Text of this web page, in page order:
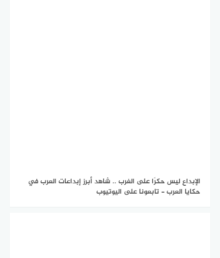
الإبداع ليس حكرًا على الغرب .. شاهد أبرز إبداعات العرب في
حكايا العرب - تابعونا على اليوتيوب